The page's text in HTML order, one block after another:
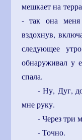
мешкает на
- так она
вздохнув,
следующее
обнаруживал у
спала.
- Ну, Дуг,
мне руку.
- Через три
- Точно.